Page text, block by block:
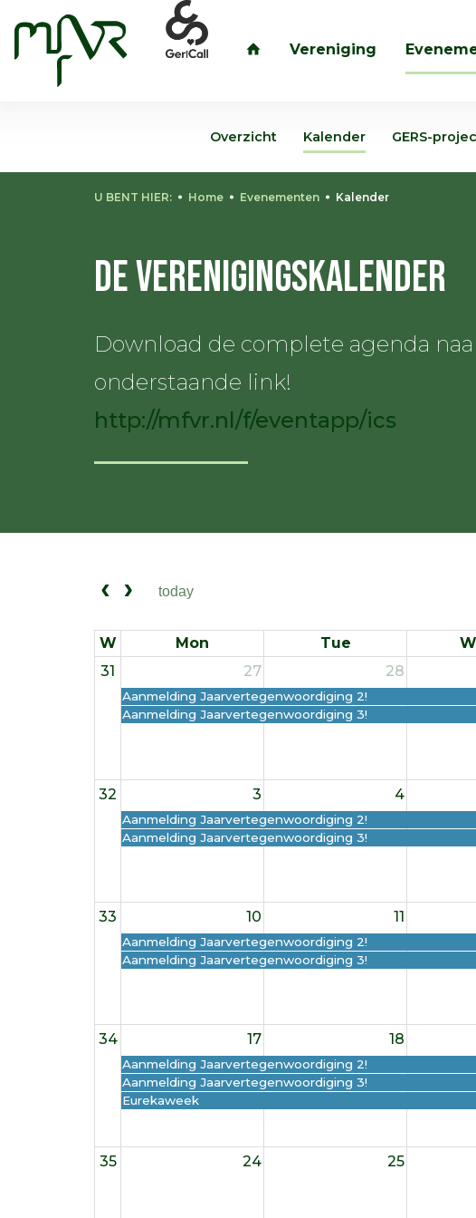
Vereniging
inloggen
U BENT HIER: Home Evenementen Kalender
De verenigingskalender
Download de complete agenda
onderstaande link!
http://mfvr.nl/f/eventapp/ics
today
W Mon Tue
31
27 28
Aanmelding Jaarvertegenwoordiging 2!
Aanmelding Jaarvertegenwoordiging 3!
32 3 4
Aanmelding Jaarvertegenwoordiging 2!
Aanmelding Jaarvertegenwoordiging 3!
33 10 11
Aanmelding Jaarvertegenwoordiging 2!
Aanmelding Jaarvertegenwoordiging 3!
34 17 18
Aanmelding Jaarvertegenwoordiging 2!
Aanmelding Jaarvertegenwoordiging 3!
Eurekaweek
35 24 25
Overzicht Kalender GERS-